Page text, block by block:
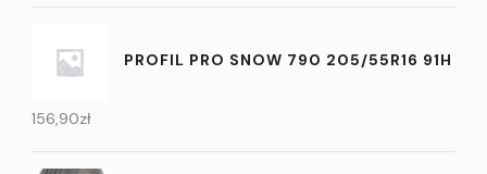
PROFIL PRO SNOW 790 205/55R16 91H
156,90zł